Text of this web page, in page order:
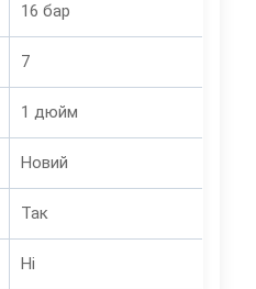
16 бар
7
1 дюйм
Новий
Так
Ні